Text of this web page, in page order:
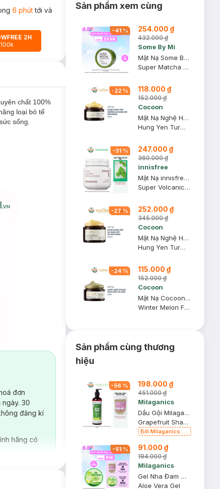
6 phúttới và
2H
chất 100%
loại bỏ tế
sống.
đơn
30
đăng kí
hãng có
Sản phẩm xem cùng
-41% 254.000 ₫
432.000 ₫
Some By Mi
Mặt Nạ Some By Mi Đất Sét Trà Xanh Thu Nhỏ Lỗ Chân Lông 100g
Super Matcha Pore Clean Clay Mask
-22 % 118.000 ₫
152.000 ₫
Cocoon
Mặt Nạ Nghệ Hưng Yên Cocoon Giúp Da Rạng Rỡ Mịn Màng 30ml
Hung Yen Turmeric Face Mask
-31 % 247.000 ₫
360.000 ₫
innisfree
Mặt Nạ innisfree Chăm Sóc Lỗ Chân Lông 100ml
Super Volcanic Pore Clay Mask
-27% 252.000 ₫
345.000 ₫
Cocoon
Mặt Nạ Nghệ Hưng Yên Cocoon Giúp Da Rạng Rỡ Mịn Màng 100ml
Hung Yen Turmeric Face Mask
-24 % 115.000 ₫
152.000 ₫
Cocoon
Mặt Nạ Cocoon Bí Đao Giảm Dầu & Mụn 30ml
Winter Melon Face Mask
Sản phẩm cùng thương
hiệu
-56 % 198.000 ₫
451.000 ₫
Milaganics
Dầu Gội Milaganics Tinh Dầu Bưởi Kích Thích Mọc Tóc 500ml
Grapefruit Shampoo
Bill Milaganics từ
Diếp Cá
Milaganics Giảm
Mụn, Mờ Vết
Thâm 100g (SL
Có Hạn)
-51% 91.000 ₫
184.000 ₫
Milaganics
Gel Nha Đam Milaganics Dưỡng Ẩm & Làm Mềm Da 250g
Aloe Vera Gel